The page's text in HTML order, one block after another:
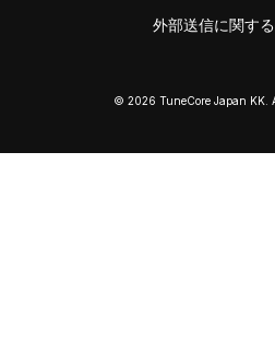
外部送信に関す
© 2026 TuneCore Japan KK.